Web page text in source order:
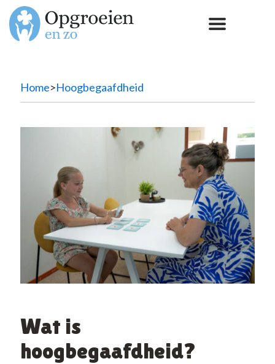
Home>Hoogbegaafdheid
Wat is
hoogbegaafdheid?